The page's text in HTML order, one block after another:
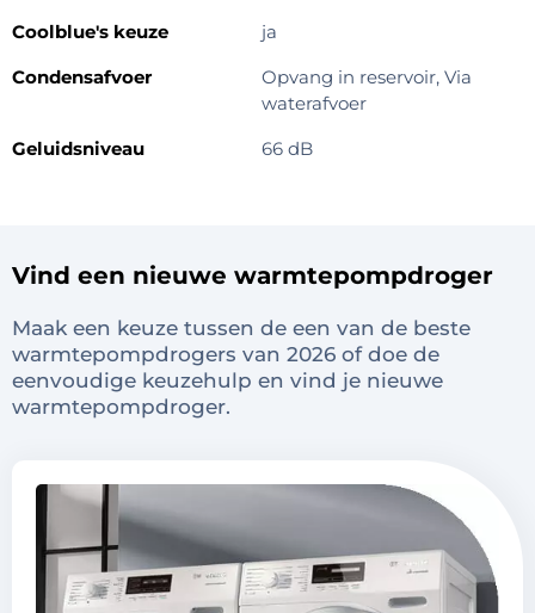
Coolblue's keuze
ja
Condensafvoer
Opvang in reservoir, Via
waterafvoer
Geluidsniveau
66 dB
Vind een nieuwe warmtepompdroger
Maak een keuze tussen de een van de beste
warmtepompdrogers van 2026 of doe de
eenvoudige keuzehulp en vind je nieuwe
warmtepompdroger.